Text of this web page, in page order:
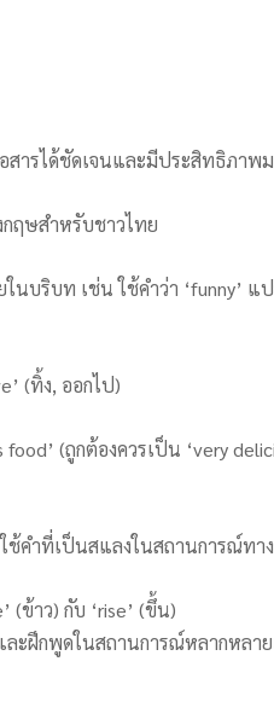
ารได้ชัดเจนและมีประสิทธิภาพ
ฤษสำหรับชาวไทย
นบริบท เช่น ใช้คำว่า ‘funny’ แ
(ทิ้ง, ออกไป)
(ถูกต้องควรเป็น ‘very
ช้คำที่เป็นสแลงในสถานการณ์ทา
(ข้าว) กับ ‘rise’ (ขึ้น)
ละฝึกพูดในสถานการณ์หลากหลา